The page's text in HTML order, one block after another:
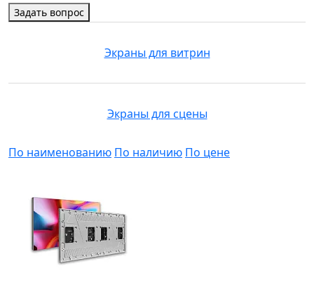
Задать вопрос
Экраны для витрин
Экраны для сцены
По наименованию По наличию По цене